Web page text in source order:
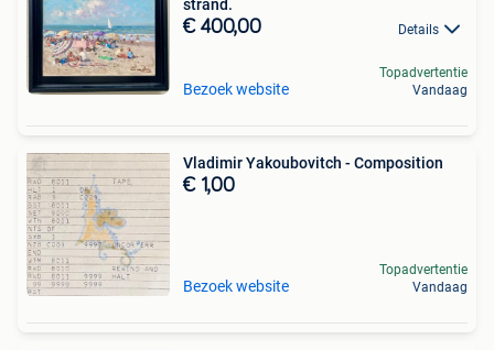
strand.
€ 400,00 Details
Bezoek website
Topadvertentie
Vandaag
Vladimir Yakoubovitch - Composition
€ 1,00
Bezoek website
Topadvertentie
Vandaag